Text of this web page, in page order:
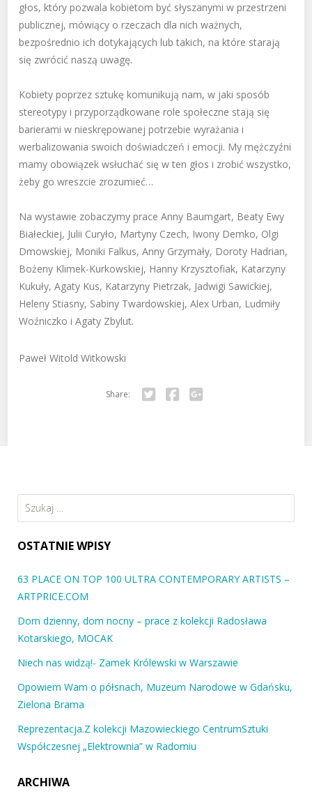
głos, który pozwala kobietom być słyszanymi w przestrzeni
publicznej, mówiący o rzeczach dla nich ważnych,
bezpośrednio ich dotykających lub takich, na które starają
się zwrócić naszą uwagę.
Kobiety poprzez sztukę komunikują nam, w jaki sposób
stereotypy i przyporządkowane role społeczne stają się
barierami w nieskrępowanej potrzebie wyrażania i
werbalizowania swoich doświadczeń i emocji. My mężczyźni
mamy obowiązek wsłuchać się w ten głos i zrobić wszystko,
żeby go wreszcie zrozumieć…
Na wystawie zobaczymy prace Anny Baumgart, Beaty Ewy
Białeckiej, Julii Curyło, Martyny Czech, Iwony Demko, Olgi
Dmowskiej, Moniki Falkus, Anny Grzymały, Doroty Hadrian,
Bożeny Klimek-Kurkowskiej, Hanny Krzysztofiak, Katarzyny
Kukuły, Agaty Kus, Katarzyny Pietrzak, Jadwigi Sawickiej,
Heleny Stiasny, Sabiny Twardowskiej, Alex Urban, Ludmiły
Woźniczko i Agaty Zbylut.
Paweł Witold Witkowski
Share:
Szukaj:
OSTATNIE WPISY
63 PLACE ON TOP 100 ULTRA CONTEMPORARY ARTISTS –
ARTPRICE.COM
Dom dzienny, dom nocny – prace z kolekcji Radosława
Kotarskiego, MOCAK
Niech nas widzą!- Zamek Królewski w Warszawie
Opowiem Wam o półsnach, Muzeum Narodowe w Gdańsku,
Zielona Brama
Reprezentacja.Z kolekcji Mazowieckiego CentrumSztuki
Współczesnej „Elektrownia” w Radomiu
ARCHIWA